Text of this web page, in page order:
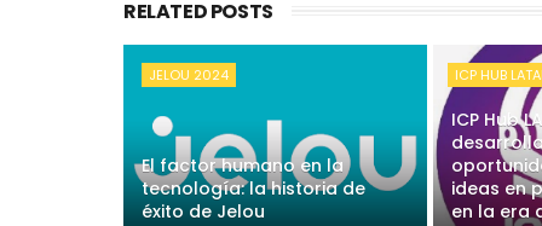
RELATED POSTS
JELOU 2024
El factor humano en la
tecnología: la historia de
éxito de Jelou
ICP HUB
ICP Hub
ideas en
en la era